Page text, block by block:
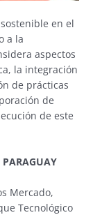
en el
a la
aspectos
la integración
de prácticas
de
de este
PARAGUAY
Mercado,
Tecnológico